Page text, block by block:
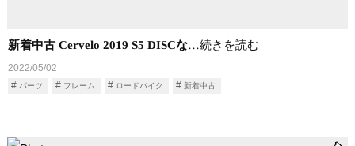
新着中古 Cervelo 2019 S5 DISCな…続きを読む
2022/05/02
パーツ フレーム ロードバイク 新着中古